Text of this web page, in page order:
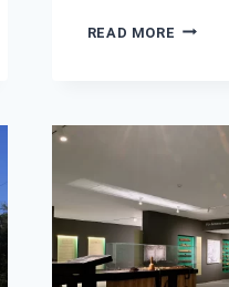
READ MORE